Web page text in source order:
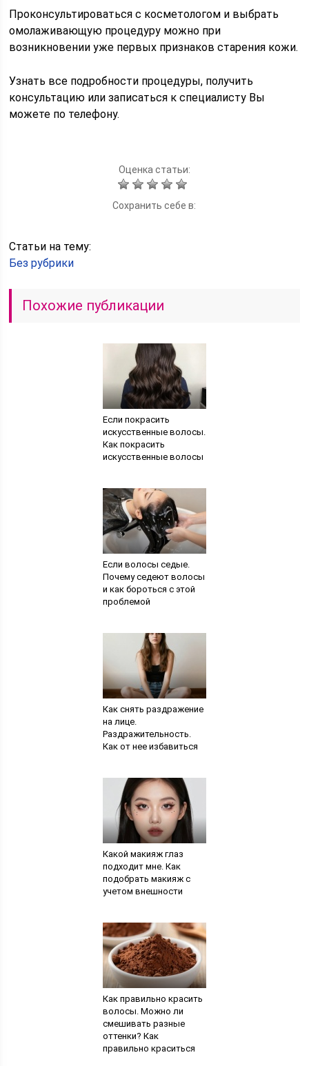
Проконсультироваться с косметологом и выбрать
омолаживающую процедуру можно при
возникновении уже первых признаков старения кожи.
Узнать все подробности процедуры, получить
консультацию или записаться к специалисту Вы
можете по телефону.
Оценка статьи:
Сохранить себе в:
Статьи на тему:
Без рубрики
Похожие публикации
Если покрасить
искусственные волосы.
Как покрасить
искусственные волосы
Если волосы седые.
Почему седеют волосы
и как бороться с этой
проблемой
Как снять раздражение
на лице.
Раздражительность.
Как от нее избавиться
Какой макияж глаз
подходит мне. Как
подобрать макияж с
учетом внешности
Как правильно красить
волосы. Можно ли
смешивать разные
оттенки? Как
правильно краситься